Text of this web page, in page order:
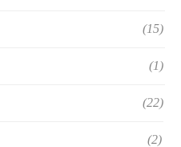
(15)
(1)
(22)
(2)